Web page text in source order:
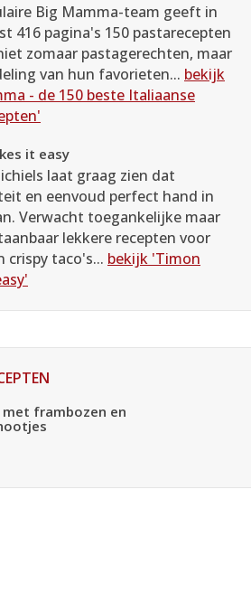
Big Mamma-team geeft in
416 pagina's 150 pastarecepten
zomaar pastagerechten, maar
van hun favorieten... bekijk
- de 150 beste Italiaanse
it easy
laat graag zien dat
en eenvoud perfect hand in
Verwacht toegankelijke maar
lekkere recepten voor
crispy taco's... bekijk 'Timon
frambozen en